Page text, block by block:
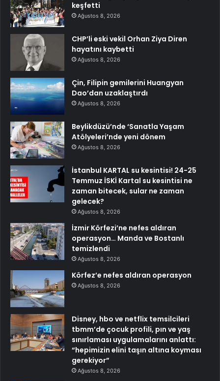
keşfetti
Ağustos 8, 2026
CHP’li eski vekil Orhan Ziya Diren
hayatını kaybetti
Ağustos 8, 2026
Çin, Filipin gemilerini Huangyan
Dao’dan uzaklaştırdı
Ağustos 8, 2026
Beylikdüzü’nde ‘Sanatla Yaşam
Atölyeleri’nde yeni dönem
Ağustos 8, 2026
İstanbul KARTAL su kesintisi! 24-25
Temmuz İSKİ Kartal su kesintisi ne
zaman bitecek, sular ne zaman
gelecek?
Ağustos 8, 2026
İzmir Körfezi’ne nefes aldıran
operasyon… Manda ve Bostanlı
temizlendi
Ağustos 8, 2026
Körfez’e nefes aldıran operasyon
Ağustos 8, 2026
Disney, hbo ve netflix temsilcileri
tbmm’de çocuk profili, pın ve yaş
sınırlaması uygulamalarını anlattı:
“hepimizin elini taşın altına koyması
gerekiyor”
Ağustos 8, 2026